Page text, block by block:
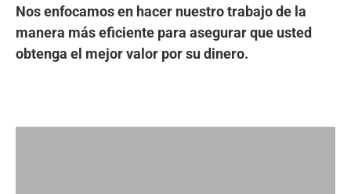
Nos enfocamos en hacer nuestro trabajo de la
manera más eficiente para asegurar que usted
obtenga el mejor valor por su dinero.